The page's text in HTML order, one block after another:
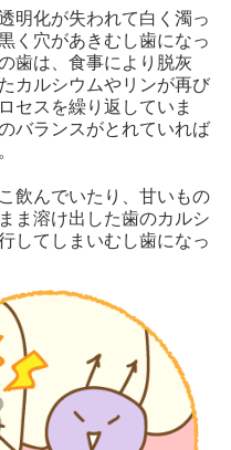
明化が失われて白く濁っ
く穴があきむし歯になっ
歯は、食事により脱灰
カルシウムやリンが再び
セスを繰り返していま
バランスがとれていれば
飲んでいたり、甘いもの
ま溶け出した歯のカルシ
してしまいむし歯になっ